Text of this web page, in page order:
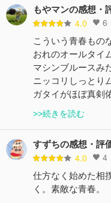
もやマンの感想・
4.0 6
こういう青春もの
おれのオールタイ
マシンブルースみ
ニッコリしっとり
ガタイがほぼ真剣
>>続きを読む
すずちの感想・評
4.0 4
仕方なく始めた相
く。素敵な青春。